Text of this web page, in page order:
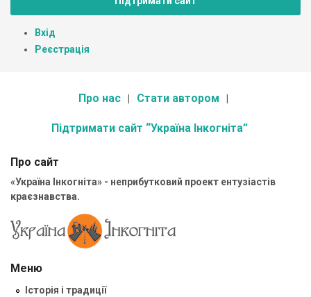
Вхід
Реєстрація
Про нас Стати автором
Підтримати сайт “Україна Інкогніта”
Про сайт
«Україна Інкогніта» - неприбутковий проект ентузіастів
краєзнавства.
Меню
Історія і традиції